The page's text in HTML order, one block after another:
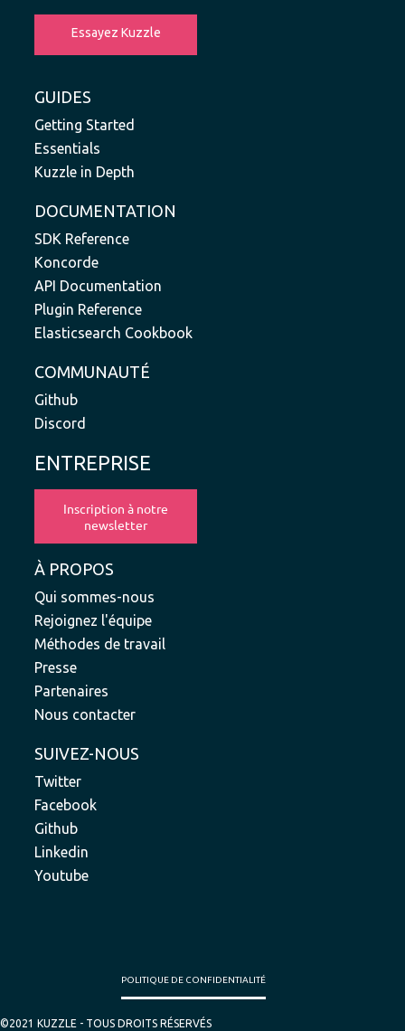
Essayez Kuzzle
GUIDES
Getting Started
Essentials
Kuzzle in Depth
DOCUMENTATION
SDK Reference
Koncorde
API Documentation
Plugin Reference
Elasticsearch Cookbook
COMMUNAUTÉ
Github
Discord
ENTREPRISE
À PROPOS
Qui sommes-nous
Rejoignez l'équipe
Méthodes de travail
Presse
Partenaires
Nous contacter
SUIVEZ-NOUS
Twitter
Facebook
Github
Linkedin
Youtube
POLITIQUE DE CONFIDENTIALITÉ
©2021 KUZZLE - TOUS DROITS RÉSERVÉS